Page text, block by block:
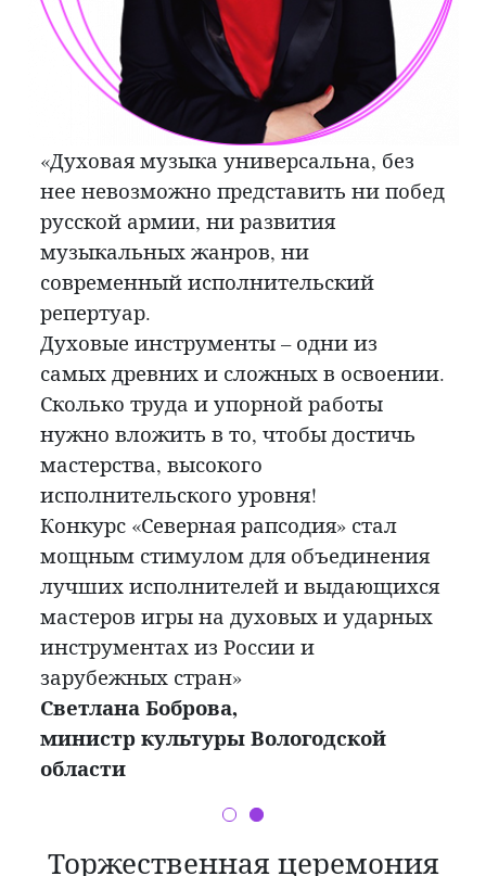
«Конкурс по праву считается одним из
крупнейших музыкальных проектов
Вологодской области!
Благодаря новому онлайн формату
«Северная Рапсодия» сделает
настоящий прорыв! Все концерты,
конкурсные прослушивания и мастер-
классы будут доступны слушателям и
«болельщикам» во всем мире!»
Михаил Брызгалов,
Президент Российского Духового
общества, генеральный директор
Российского национального музея
музыки, заслуженный деятель
искусств РФ
«Духовая музыка универсальна, без
нее невозможно представить ни побед
русской армии, ни развития
музыкальных жанров, ни
современный исполнительский
репертуар.
Духовые инструменты – одни из
самых древних и сложных в освоении.
Сколько труда и упорной работы
нужно вложить в то, чтобы достичь
мастерства, высокого
исполнительского уровня!
Конкурс «Северная рапсодия» стал
мощным стимулом для объединения
лучших исполнителей и выдающихся
мастеров игры на духовых и ударных
инструментах из России и
зарубежных стран»
Светлана Боброва,
министр культуры Вологодской
области
Торжественная церемония